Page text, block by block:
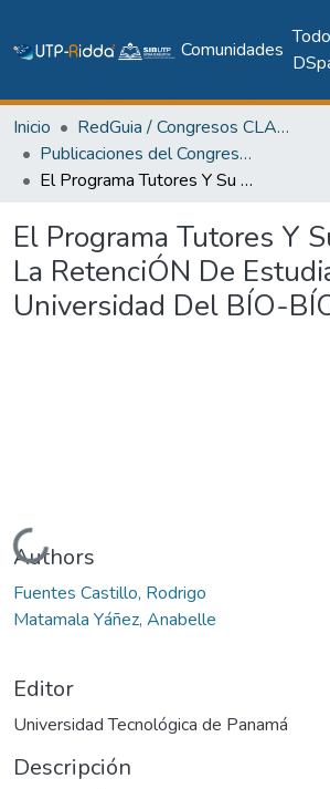
Comunidades
Todo
Inicio
RedGuia / Congresos CLABES
Publicaciones del Congreso Internacional CLABES
El Programa Tutores Y Su Aporte A La RetenciÓN De Estudiantes En La Universidad Del BÍO-BÍO.
El Programa Tutores Y
La RetenciÓN De
Universidad Del BÍO-
Cargando...
Authors
Fuentes Castillo, Rodrigo
Matamala Yáñez, Anabelle
Editor
Universidad Tecnológica de Panamá
Descripción